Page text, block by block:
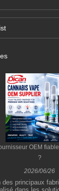
OEM
?
2026/06/26
des principaux